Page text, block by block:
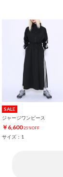
SALE
ジャージワンピース
￥6,600 25%OFF
サイズ：1